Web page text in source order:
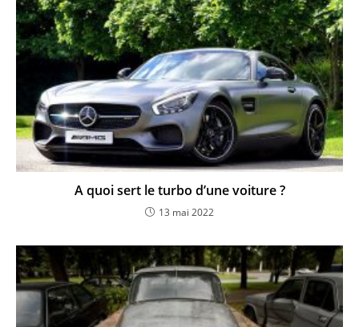
A quoi sert le turbo d’une voiture ?
13 mai 2022